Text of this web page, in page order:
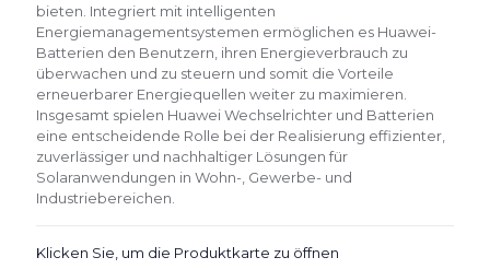
bieten. Integriert mit intelligenten
Energiemanagementsystemen ermöglichen es Huawei-
Batterien den Benutzern, ihren Energieverbrauch zu
überwachen und zu steuern und somit die Vorteile
erneuerbarer Energiequellen weiter zu maximieren.
Insgesamt spielen Huawei Wechselrichter und Batterien
eine entscheidende Rolle bei der Realisierung effizienter,
zuverlässiger und nachhaltiger Lösungen für
Solaranwendungen in Wohn-, Gewerbe- und
Industriebereichen.
Klicken Sie, um die Produktkarte zu öffnen